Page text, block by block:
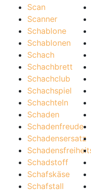
Scan
Scanner
Schablone
Schablonen
Schach
Schachbrett
Schachclub
Schachspiel
Schachteln
Schaden
Schadenfreude
Schadensersatz
Schadstoff
Schafskäse
Schafstall